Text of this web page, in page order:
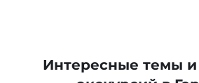
Интересные темы